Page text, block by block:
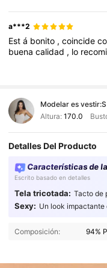
a***2
Está bonito ,coincide
buenacalidad , lo
Modelar es vestir:S
Altura: 170.0
Detalles Del Producto
Características de
Escrito basado en detalles
Tela tricotada: Tacto de
Sexy: Un look
Composición: 94%